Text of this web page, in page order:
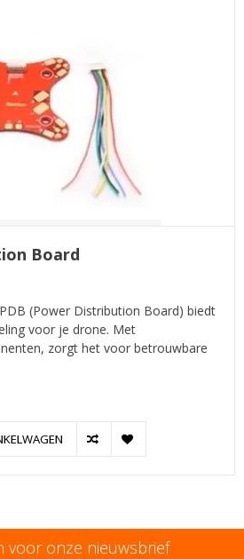
Board
(Power Distribution Board) biedt
voor je drone. Met
zorgt het voor betrouwbare
voor onze nieuwsbrief